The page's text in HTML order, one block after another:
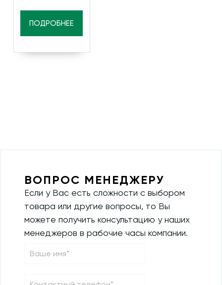
ПОДРОБНЕЕ
ВОПРОС МЕНЕДЖЕРУ
Если у Вас есть сложности с выбором
товара или другие вопросы, то Вы
можете получить консультацию у наших
менеджеров в рабочие часы компании.